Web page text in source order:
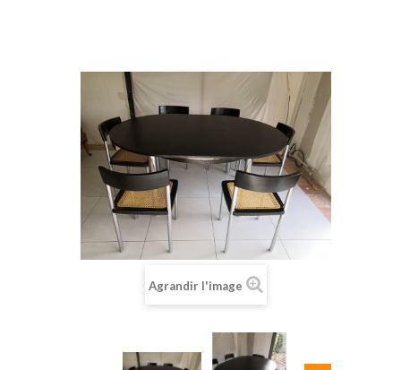
Agrandir l'image